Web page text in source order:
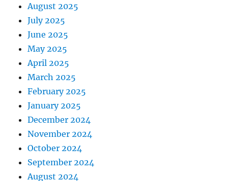
August 2025
July 2025
June 2025
May 2025
April 2025
March 2025
February 2025
January 2025
December 2024
November 2024
October 2024
September 2024
August 2024